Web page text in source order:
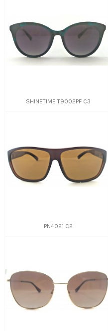
SHINETIME T9002PF C3
PN4021 C2